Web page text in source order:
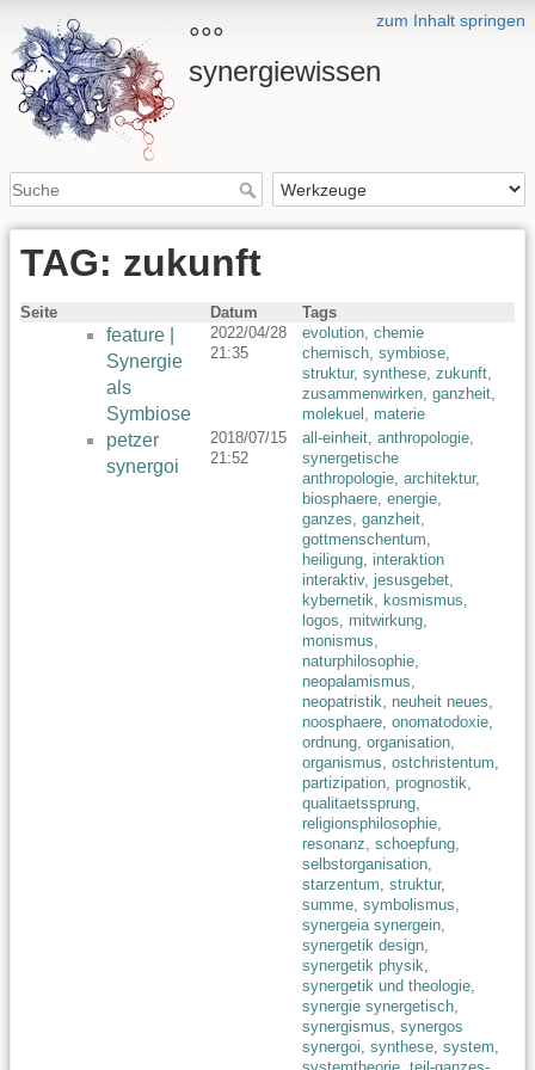
zum Inhalt springen
°°°
synergiewissen
TAG: zukunft
Seite Datum Tags
feature |
Synergie
als
Symbiose
2022/04/28
21:35
evolution, chemie
chemisch, symbiose,
struktur, synthese, zukunft,
zusammenwirken, ganzheit,
molekuel , materie
petzer
synergoi
2018/07/15
21:52
all-einheit, anthropologie,
synergetische
anthropologie, architektur,
biosphaere, energie,
ganzes, ganzheit,
gottmenschentum,
heiligung, interaktion
interaktiv, jesusgebet,
kybernetik, kosmismus,
logos, mitwirkung,
monismus,
naturphilosophie,
neopalamismus,
neopatristik, neuheit neues,
noosphaere, onomatodoxie,
ordnung, organisation,
organismus, ostchristentum,
partizipation, prognostik,
qualitaetssprung,
religionsphilosophie,
resonanz, schoepfung,
selbstorganisation,
starzentum, struktur,
summe, symbolismus,
synergeia synergein,
synergetik design,
synergetik physik,
synergetik und theologie,
synergie synergetisch,
synergismus, synergos
synergoi, synthese, system,